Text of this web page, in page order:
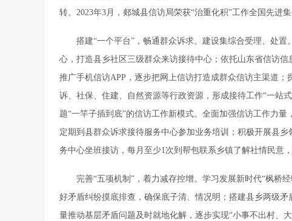
转。2023年3月，郯城县信访局荣获“治重化积”工作全国先进
搭建“一个平台”，畅通群众诉求。建设集综合受理、处
心，打造县乡社区三级群众来访接待中心；依托山东省信访
推广手机信访APP，逐步把网上信访打造成群众信访主渠道
诉、社保、住建、自然资源等行政资源，形成接待工作“一站
题“一竿子插到底”的信访工作新模式。全面加强信访工作力
定期到县群众诉求接待服务中心参加业务培训；积极开展县
务中心坐班接访，每月至少1次到帮包联系乡镇了解社情民意
完善“五项机制”，着力减存控增。学习发展新时代“枫桥
好矛盾纠纷摸底排查，确保底子清、情况明；搭建县乡两级
量推动基层矛盾问题及时就地化解，逐步实现“小事不出村、